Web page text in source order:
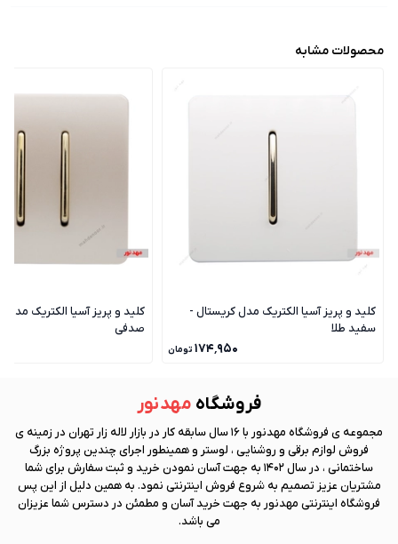
محصولات مشابه
کلید و پریز آسیا الکتریک مدل کریستال -
سفید طلا
۱۷۴٬۹۵۰ تومان
کلید و پریز آسیا الکتریک مدل
صدفی
فروشگاه مهد نور
مجموعه ی فروشگاه مهد نور
با 16 سال سابقه کار در بازار لاله زار تهران در زمینه ی
فروش لوازم برقی و روشنایی ، لوستر و همینطور اجرای چندین پروژه بزرگ
ساختمانی ، در سال 1402 به جهت آسان نمودن خرید و ثبت سفارش برای شما
مشتریان عزیز تصمیم به شروع فروش اینترنتی نمود. به همین دلیل از این پس
فروشگاه اینترنتی مهد نور به جهت خرید آسان و مطمئن در دسترس شما عزیزان
می باشد.